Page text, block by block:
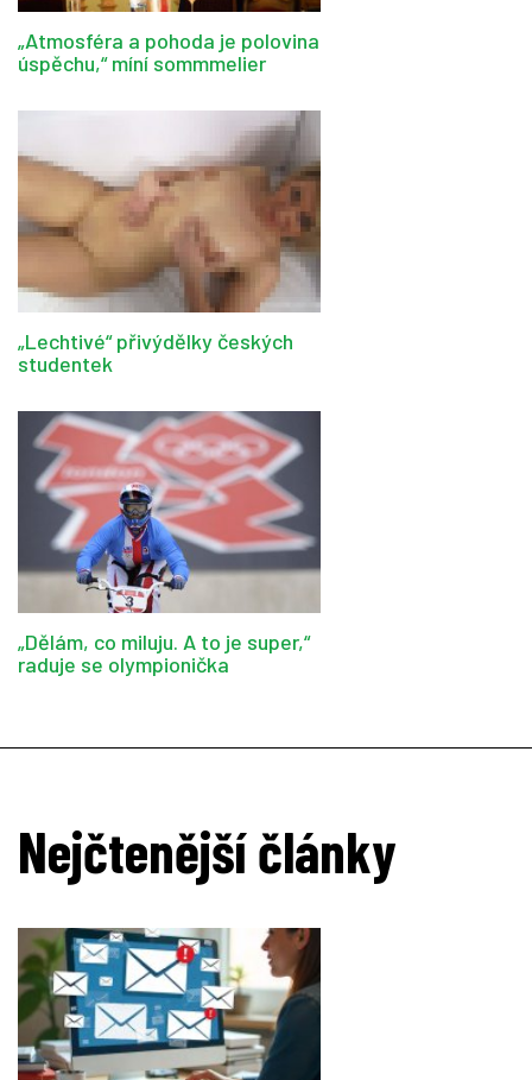
„Atmosféra a pohoda je polovina
úspěchu,“ míní sommmelier
„Lechtivé“ přivýdělky českých
studentek
„Dělám, co miluju. A to je super,“
raduje se olympionička
Nejčtenější články